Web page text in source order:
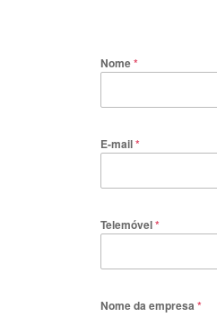
Nome*
E-mail*
Telemóvel*
Nome da empresa *